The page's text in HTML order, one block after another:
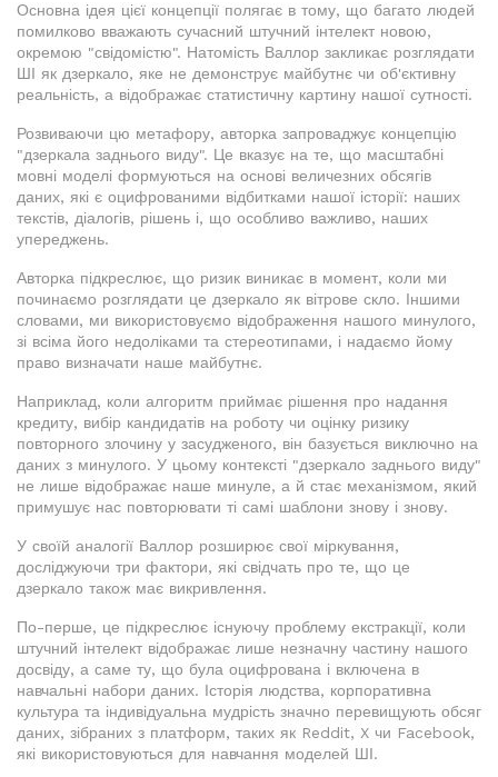
Основна ідея цієї концепції полягає в тому, що багато людей
помилково вважають сучасний штучний інтелект новою,
окремою "свідомістю". Натомість Валлор закликає розглядати
ШІ як дзеркало, яке не демонструє майбутнє чи об'єктивну
реальність, а відображає статистичну картину нашої сутності.
Розвиваючи цю метафору, авторка запроваджує концепцію
"дзеркала заднього виду". Це вказує на те, що масштабні
мовні моделі формуються на основі величезних обсягів
даних, які є оцифрованими відбитками нашої історії: наших
текстів, діалогів, рішень і, що особливо важливо, наших
упереджень.
Авторка підкреслює, що ризик виникає в момент, коли ми
починаємо розглядати це дзеркало як вітрове скло. Іншими
словами, ми використовуємо відображення нашого минулого,
зі всіма його недоліками та стереотипами, і надаємо йому
право визначати наше майбутнє.
Наприклад, коли алгоритм приймає рішення про надання
кредиту, вибір кандидатів на роботу чи оцінку ризику
повторного злочину у засудженого, він базується виключно на
даних з минулого. У цьому контексті "дзеркало заднього виду"
не лише відображає наше минуле, а й стає механізмом, який
примушує нас повторювати ті самі шаблони знову і знову.
У своїй аналогії Валлор розширює свої міркування,
досліджуючи три фактори, які свідчать про те, що це
дзеркало також має викривлення.
По-перше, це підкреслює існуючу проблему екстракції, коли
штучний інтелект відображає лише незначну частину нашого
досвіду, а саме ту, що була оцифрована і включена в
навчальні набори даних. Історія людства, корпоративна
культура та індивідуальна мудрість значно перевищують обсяг
даних, зібраних з платформ, таких як Reddit, X чи Facebook,
які використовуються для навчання моделей ШІ.